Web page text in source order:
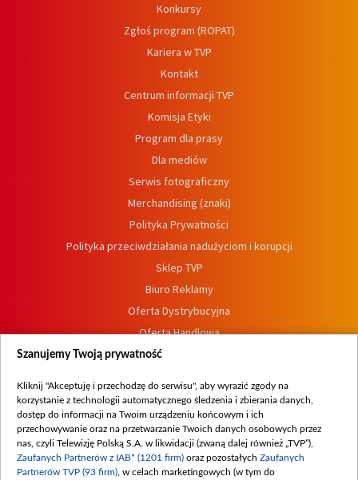
Konkursy
Zgłoś program (ROPAT)
Kariera w TVP
Kontakt
Centrum informacji TVP
Komisja Etyki
Program dla prasy
Dla mediów
Serwis fotograficzny
Merchandising (znaki)
Polityka Prywatności
Polityka przeciwdziałania nadużyciom i korupcji
Sklep TVP
Biuro Reklamy
Oferta Dystrybucyjna
Oferta Handlowa
Dostępność
Procedura zgłoszeń wewnętrznych
Szanujemy Twoją prywatność
Kliknij "Akceptuję i przechodzę do serwisu", aby wyrazić zgody na
korzystanie z technologii automatycznego śledzenia i zbierania danych,
dostęp do informacji na Twoim urządzeniu końcowym i ich
przechowywanie oraz na przetwarzanie Twoich danych osobowych przez
nas, czyli Telewizję Polską S.A. w likwidacji (zwaną dalej również „TVP”),
Zaufanych Partnerów z IAB* (1201 firm) oraz pozostałych Zaufanych
Partnerów TVP (93 firm) , w celach marketingowych (w tym do